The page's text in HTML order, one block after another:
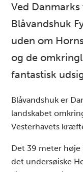
Ved
Blåvandshuk
uden om
og de
fantastisk
Blåvandshuk er
landskabet
Vesterhavets
Det 39 meter høje
det undersøiske